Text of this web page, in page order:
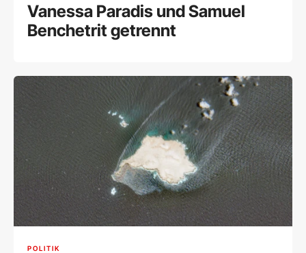
Vanessa Paradis und Samuel
Benchetrit getrennt
POLITIK